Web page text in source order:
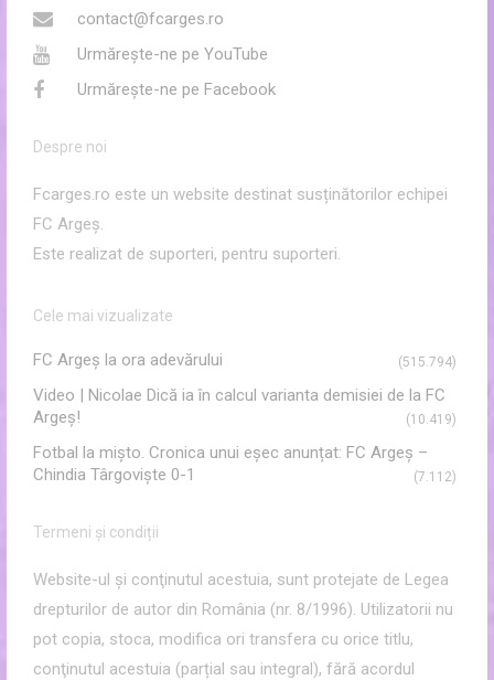
contact@fcarges.ro
Urmărește-ne pe YouTube
Urmărește-ne pe Facebook
Despre noi
Fcarges.ro este un website destinat susținătorilor echipei
FC Argeș.
Este realizat de suporteri, pentru suporteri.
Cele mai vizualizate
FC Argeş la ora adevărului (515.794)
Video | Nicolae Dică ia în calcul varianta demisiei de la FC
Argeș!
(10.419)
Fotbal la mișto. Cronica unui eșec anunțat: FC Argeș –
Chindia Târgoviște 0-1
(7.112)
Termeni și condiții
Website-ul şi conţinutul acestuia, sunt protejate de Legea
drepturilor de autor din România (nr. 8/1996). Utilizatorii nu
pot copia, stoca, modifica ori transfera cu orice titlu,
conţinutul acestuia (parțial sau integral), fără acordul